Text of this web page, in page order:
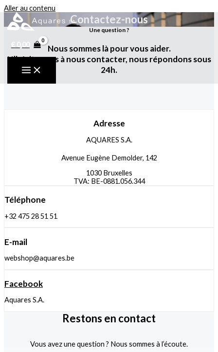
Aller au contenu
€ 0,00
Contactez-nous
Une question ?
Nous sommes là pour vous aider.
N’hésitez pas à nous contacter, nous répondons sous
24h.
Adresse
AQUARES S.A.
Avenue Eugène Demolder, 142
1030 Bruxelles
TVA: BE-0881.056.344
Téléphone
+32 475 28 51 51
E-mail
webshop@aquares.be
Facebook
Aquares S.A.
Restons en contact
Vous avez une question ? Nous sommes à l’écoute.